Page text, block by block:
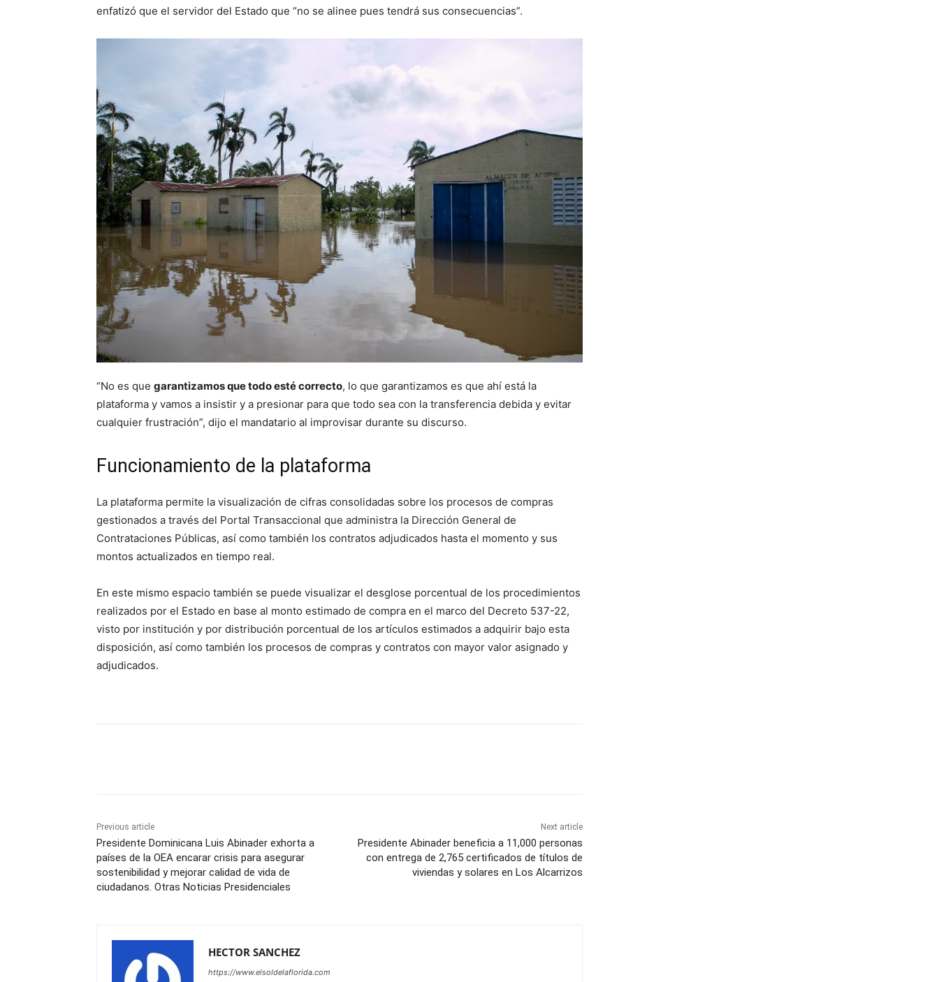
enfatizó que el servidor del Estado que “no se alinee pues tendrá sus consecuencias”.
“No es que garantizamos que todo esté correcto, lo que garantizamos es que ahí está la
plataforma y vamos a insistir y a presionar para que todo sea con la transferencia debida y evitar
cualquier frustración”, dijo el mandatario al improvisar durante su discurso.
Funcionamiento de la plataforma
La plataforma permite la visualización de cifras consolidadas sobre los procesos de compras
gestionados a través del Portal Transaccional que administra la Dirección General de
Contrataciones Públicas, así como también los contratos adjudicados hasta el momento y sus
montos actualizados en tiempo real.
En este mismo espacio también se puede visualizar el desglose porcentual de los procedimientos
realizados por el Estado en base al monto estimado de compra en el marco del Decreto 537-22,
visto por institución y por distribución porcentual de los artículos estimados a adquirir bajo esta
disposición, así como también los procesos de compras y contratos con mayor valor asignado y
adjudicados.
Previous article
Presidente Dominicana Luis Abinader exhorta a
países de la OEA encarar crisis para asegurar
sostenibilidad y mejorar calidad de vida de
ciudadanos. Otras Noticias Presidenciales
Next article
Presidente Abinader beneficia a 11,000 personas
con entrega de 2,765 certificados de títulos de
viviendas y solares en Los Alcarrizos
HECTOR SANCHEZ
https://www.elsoldelaflorida.com